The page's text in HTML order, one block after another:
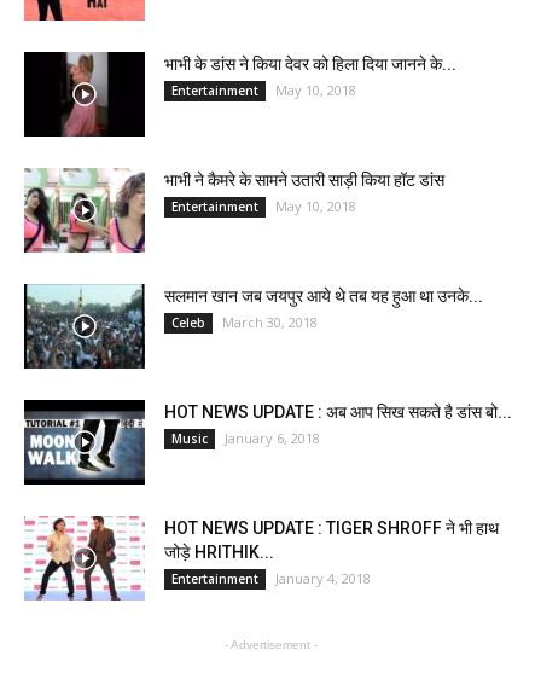
भाभी के डांस ने किया देवर को हिला दिया जानने के...
Entertainment May 10, 2018
भाभी ने कैमरे के सामने उतारी साड़ी किया हॉट डांस
Entertainment May 10, 2018
सलमान खान जब जयपुर आये थे तब यह हुआ था उनके...
Celeb March 30, 2018
HOT NEWS UPDATE : अब आप सिख सकते है डांस बो...
Music January 6, 2018
HOT NEWS UPDATE : TIGER SHROFF ने भी हाथ
जोड़े HRITHIK...
Entertainment January 4, 2018
- Advertisement -